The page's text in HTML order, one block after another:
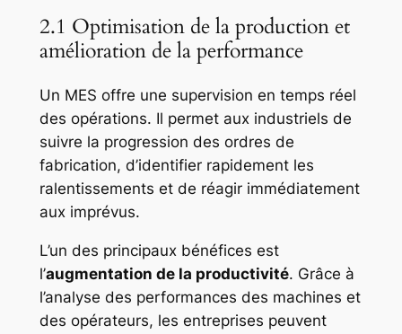
2.1 Optimisation de la production et
amélioration de la performance
Un MES offre une supervision en temps réel
des opérations. Il permet aux industriels de
suivre la progression des ordres de
fabrication, d’identifier rapidement les
ralentissements et de réagir immédiatement
aux imprévus.
L’un des principaux bénéfices est
l’augmentation de la productivité. Grâce à
l’analyse des performances des machines et
des opérateurs, les entreprises peuvent